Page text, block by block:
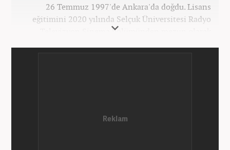
26 Temmuz 1997'de Ankara'da doğdu. Lisans
eğitimini 2020 yılında Selçuk Üniversitesi Radyo
Televizyon Sinema bölümünden mezun olarak